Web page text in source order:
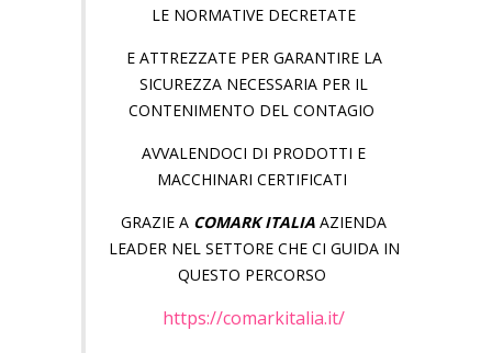
LE NORMATIVE DECRETATE
E ATTREZZATE PER GARANTIRE LA
SICUREZZA NECESSARIA PER IL
CONTENIMENTO DEL CONTAGIO
AVVALENDOCI DI PRODOTTI E
MACCHINARI CERTIFICATI
GRAZIE A COMARK ITALIA AZIENDA
LEADER NEL SETTORE CHE CI GUIDA IN
QUESTO PERCORSO
https://comarkitalia.it/